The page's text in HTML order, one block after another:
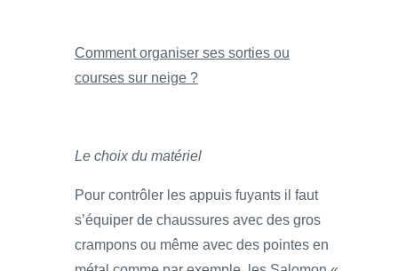
Comment organiser ses sorties ou
courses sur neige ?
Le choix du matériel
Pour contrôler les appuis fuyants il faut
s’équiper de chaussures avec des gros
crampons ou même avec des pointes en